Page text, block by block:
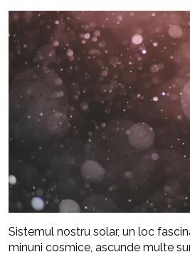
Sistemul nostru solar, un loc
minuni cosmice, ascunde multe